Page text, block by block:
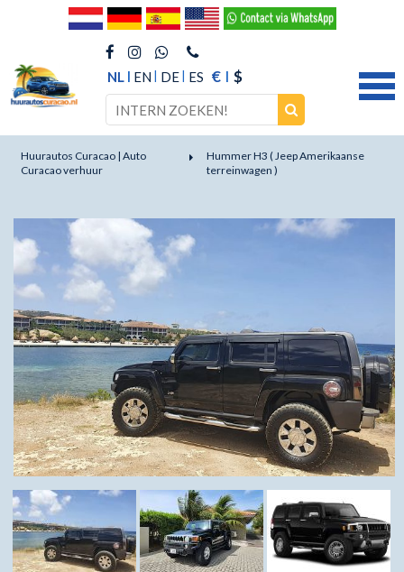
NL EN DE ES € $
Huurautos Curacao | Auto
Curacao verhuur
Hummer H3 ( Jeep Amerikaanse
terreinwagen )